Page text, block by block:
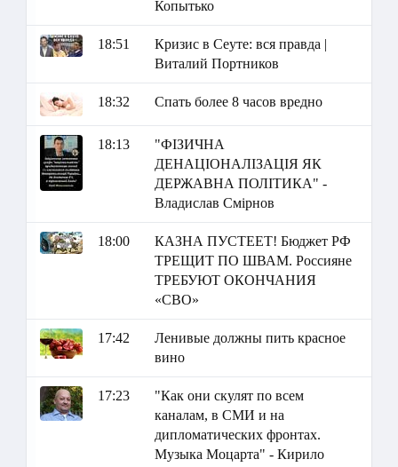
Копытько
18:51
Кризис в Сеуте: вся правда |
Виталий Портников
18:32 Спать более 8 часов вредно
18:13
"ФІЗИЧНА
ДЕНАЦІОНАЛІЗАЦІЯ ЯК
ДЕРЖАВНА ПОЛІТИКА" -
Владислав Смірнов
18:00
КАЗНА ПУСТЕЕТ! Бюджет РФ
ТРЕЩИТ ПО ШВАМ. Россияне
ТРЕБУЮТ ОКОНЧАНИЯ
«СВО»
17:42
Ленивые должны пить красное
вино
17:23
"Как они скулят по всем
каналам, в СМИ и на
дипломатических фронтах.
Музыка Моцарта" - Кирило